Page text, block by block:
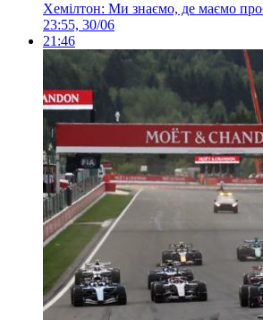
Хемілтон: Ми знаємо, де маємо
23:55, 30/06
21:46